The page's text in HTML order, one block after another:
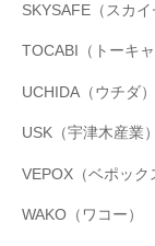
SKYSAFE（スカイ
TOCABI（トーキャ
UCHIDA（ウチダ）
USK（宇津木産業）
VEPOX（ベポック
WAKO（ワコー）